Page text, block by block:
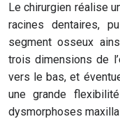
Le chirurgien réalise
racines dentaires,
segment osseux
trois dimensions de
vers le bas, et
une grande
dysmorphoses